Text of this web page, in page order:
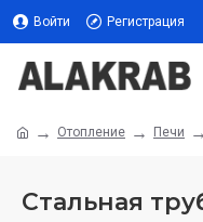
Войти Регистрация
Отопление Печи
Стальная